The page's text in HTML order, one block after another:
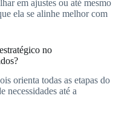
em ajustes ou até mesmo
ela se alinhe melhor com
no
orienta todas as etapas do
necessidades até a